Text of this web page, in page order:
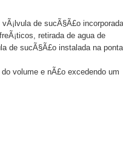
de sucÃ§Ã£o
retirada de agua de
de sucÃ§Ã£o instalada na
volume e nÃ£o excedendo um